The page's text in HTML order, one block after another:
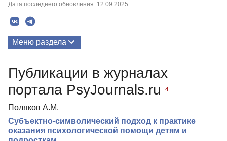
Дата последнего обновления: 12.09.2025
Меню раздела
Биография
Публикации в журналах
портала PsyJournals.ru
4
Поляков А.М.
Субъектно-символический подход к практике
оказания психологической помощи детям и